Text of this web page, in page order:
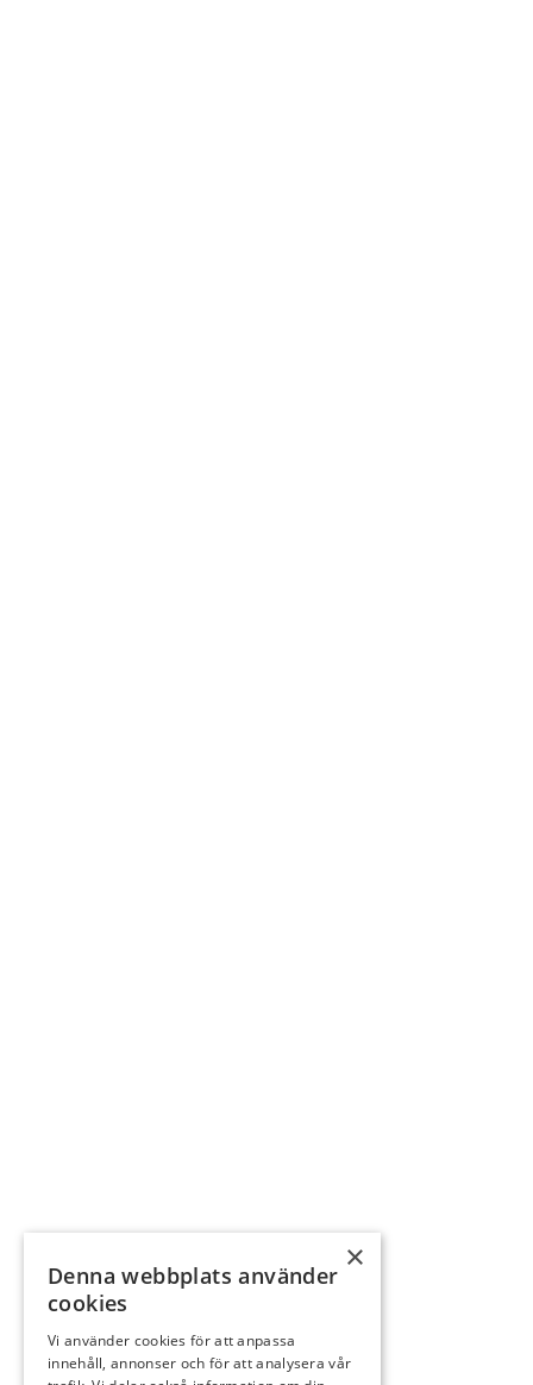
×
Denna webbplats använder
cookies
Vi använder cookies för att anpassa
innehåll, annonser och för att analysera vår